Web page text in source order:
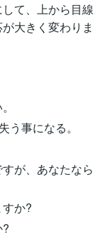
て、上から目線
大きく変わりま
事になる。
が、あなたなら
か?